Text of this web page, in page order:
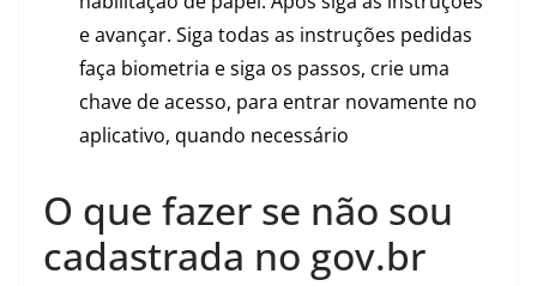
e avançar. Siga todas as instruções pedidas
faça biometria e siga os passos, crie uma
chave de acesso, para entrar novamente no
aplicativo, quando necessário
O que fazer se não sou
cadastrada no gov.br